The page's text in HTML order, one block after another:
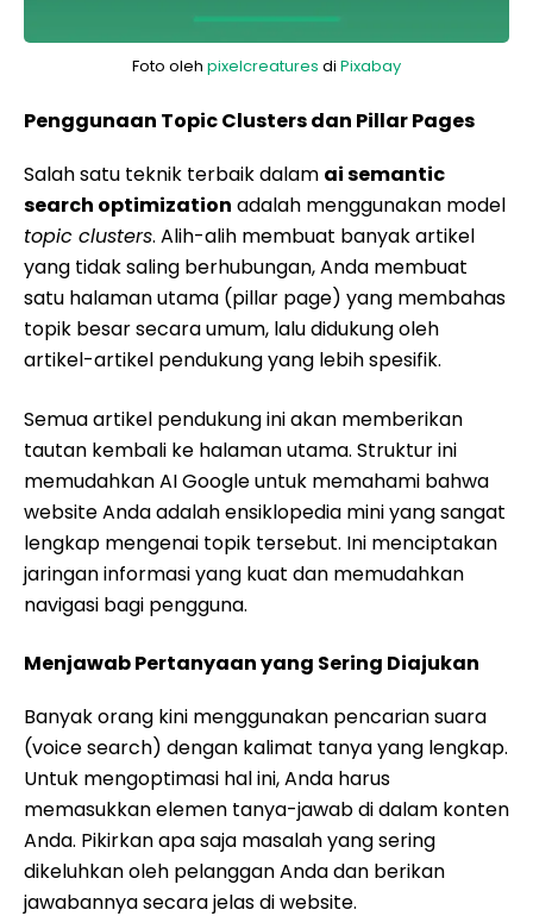
Foto oleh pixelcreatures di Pixabay
Penggunaan Topic Clusters dan Pillar Pages
Salah satu teknik terbaik dalam ai semantic
search optimization adalah menggunakan model
topic clusters. Alih-alih membuat banyak artikel
yang tidak saling berhubungan, Anda membuat
satu halaman utama (pillar page) yang membahas
topik besar secara umum, lalu didukung oleh
artikel-artikel pendukung yang lebih spesifik.
Semua artikel pendukung ini akan memberikan
tautan kembali ke halaman utama. Struktur ini
memudahkan AI Google untuk memahami bahwa
website Anda adalah ensiklopedia mini yang sangat
lengkap mengenai topik tersebut. Ini menciptakan
jaringan informasi yang kuat dan memudahkan
navigasi bagi pengguna.
Menjawab Pertanyaan yang Sering Diajukan
Banyak orang kini menggunakan pencarian suara
(voice search) dengan kalimat tanya yang lengkap.
Untuk mengoptimasi hal ini, Anda harus
memasukkan elemen tanya-jawab di dalam konten
Anda. Pikirkan apa saja masalah yang sering
dikeluhkan oleh pelanggan Anda dan berikan
jawabannya secara jelas di website.